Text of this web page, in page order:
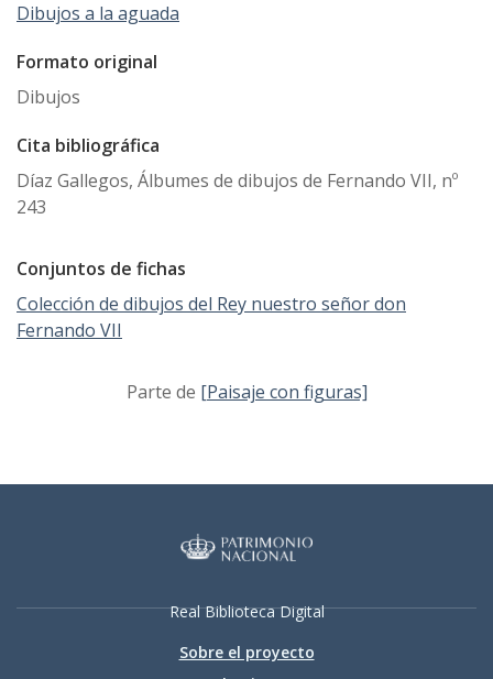
Dibujos a la aguada
Formato original
Dibujos
Cita bibliográfica
Díaz Gallegos, Álbumes de dibujos de Fernando VII, nº
243
Conjuntos de fichas
Colección de dibujos del Rey nuestro señor don
Fernando VII
Parte de [Paisaje con figuras]
Real Biblioteca Digital
Sobre el proyecto